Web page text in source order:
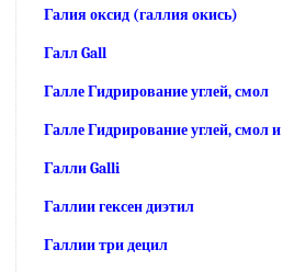
Галия оксид (галлия окись)
Галл Gall
Галле Гидрирование углей, смол
Галле Гидрирование углей, смол
Галли Galli
Галлии гексен диэтил
Галлии три децил